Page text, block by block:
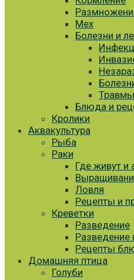
Мех
Болезни и
Травмы
Блюда и
Кролики
Аквакультура
Рыба
Раки
Где живут и
Ловля
Рецепты и
Креветки
Разведение
Разведение
Рецепты
Домашняя птица
Голуби